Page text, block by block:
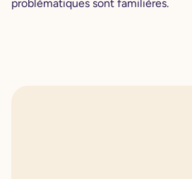
problématiques sont familières.